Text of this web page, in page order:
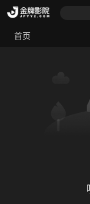
首页